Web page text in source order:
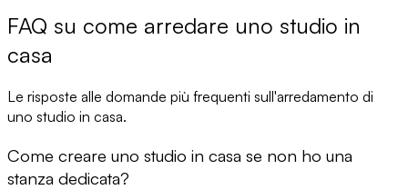
FAQ su come arredare uno studio in
casa
Le risposte alle domande più frequenti sull'arredamento di
uno studio in casa.
Come creare uno studio in casa se non ho una
stanza dedicata?